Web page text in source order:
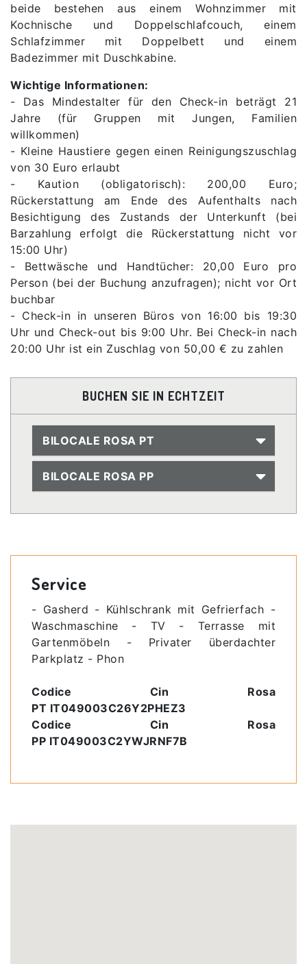
beide bestehen aus einem Wohnzimmer mit
Kochnische und Doppelschlafcouch, einem
Schlafzimmer mit Doppelbett und einem
Badezimmer mit Duschkabine.
Wichtige Informationen:
- Das Mindestalter für den Check-in beträgt 21
Jahre (für Gruppen mit Jungen, Familien
willkommen)
- Kleine Haustiere gegen einen Reinigungszuschlag
von 30 Euro erlaubt
- Kaution (obligatorisch): 200,00 Euro;
Rückerstattung am Ende des Aufenthalts nach
Besichtigung des Zustands der Unterkunft (bei
Barzahlung erfolgt die Rückerstattung nicht vor
15:00 Uhr)
- Bettwäsche und Handtücher: 20,00 Euro pro
Person (bei der Buchung anzufragen); nicht vor Ort
buchbar
- Check-in in unseren Büros von 16:00 bis 19:30
Uhr und Check-out bis 9:00 Uhr. Bei Check-in nach
20:00 Uhr ist ein Zuschlag von 50,00 € zu zahlen
BUCHEN SIE IN ECHTZEIT
BILOCALE ROSA PT
BILOCALE ROSA PP
Service
- Gasherd - Kühlschrank mit Gefrierfach -
Waschmaschine - TV - Terrasse mit
Gartenmöbeln - Privater überdachter
Parkplatz - Phon
Codice Cin Rosa
PT IT049003C26Y2PHEZ3
Codice Cin Rosa
PP IT049003C2YWJRNF7B